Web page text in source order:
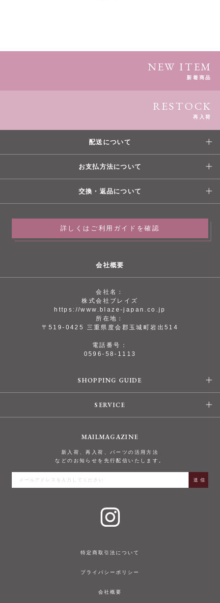
NEW ITEM
新着商品
RESTOCK
再入荷
配送について
お支払方法について
交換・返品について
詳しくはご利用ガイドを確認
会社概要
会社名：
株式会社ブレイズ
https://www.blaze-japan.co.jp
所在地：
〒519-0425 三重県度会郡玉城町岩出514
電話番号：
0596-58-1113
SHOPPING GUIDE
SERVICE
MAILMAGAZINE
新入荷、再入荷、パーツの活用方法
などのお知らせを先行配信いたします。
特定商取引法について
プライバシーポリシー
会社概要